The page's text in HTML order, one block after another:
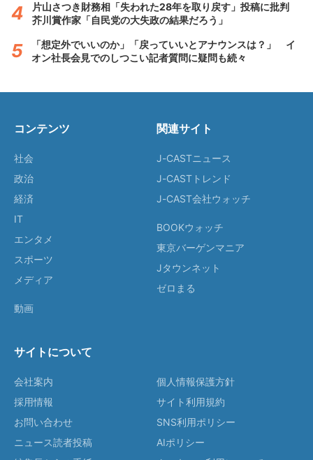
片山さつき財務相「失われた28年を取り戻す」投稿に批判
芥川賞作家「自民党の大失政の結果だろう」
「想定外でいいのか」「戻っていいとアナウンスは？」 イ
オン社長会見でのしつこい記者質問に疑問も続々
コンテンツ
社会
政治
経済
IT
エンタメ
スポーツ
メディア
動画
関連サイト
J-CASTニュース
J-CASTトレンド
J-CAST会社ウォッチ
BOOKウォッチ
東京バーゲンマニア
Jタウンネット
ゼロまる
サイトについて
会社案内
採用情報
お問い合わせ
ニュース読者投稿
個人情報保護方針
サイト利用規約
SNS利用ポリシー
AIポリシー